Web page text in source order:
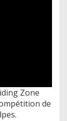
Zone
de